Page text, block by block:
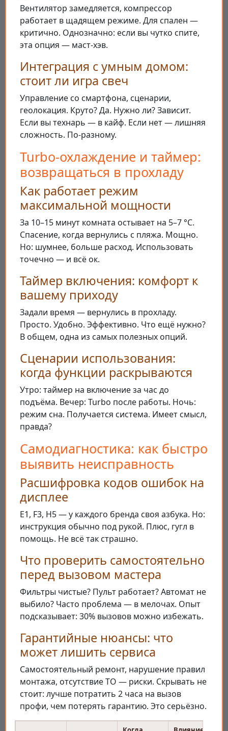
Вентилятор замедляется, компрессор
работает в щадящем режиме. Для спален —
критично. Однозначно: если вы чутко спите,
эта опция — маст-хэв.
Интеграция с умным домом:
стоит ли игра свеч
Управление со смартфона, сценарии,
геолокация. Круто? Да. Нужно ли? Зависит.
Если вы технарь — в кайф. Если нет — лишняя
сложность. По-разному.
Turbo-охлаждение и таймер:
возвращаться в прохладу
Как работает режим
максимальной мощности
За 10–15 минут комната остывает на 5–7 °C.
Спасение, когда вернулись с пляжа. Мощно.
Но: шумнее, больше расход. Использовать
точечно — и всё ок.
Таймер включения: комфорт к
вашему приходу
Задали время — вернулись в прохладу.
Просто. Удобно. Эффективно. Что ещё нужно?
В общем, одна из самых полезных опций.
Сценарии использования:
когда функции раскрываются
Утро: таймер на включение за час до
подъёма. Вечер: Turbo после работы. Ночь:
режим сна. Получается система. Имеет смысл,
правда?
Самодиагностика: как быстро
выявить неисправность
Расшифровка кодов ошибок на
дисплее
E1, F3, H5 — у каждого бренда своя азбука. Но:
инструкция обычно под рукой. Плюс, гугл в
помощь. Не всё так страшно.
Что проверить самостоятельно
перед вызовом мастера
Фильтры чистые? Пульт работает? Автомат не
выбило? Часто проблема — в мелочах. Опыт
подсказывает: 30% вызовов можно избежать.
Гарантийные нюансы: что
может лишить сервиса
Самостоятельный ремонт, нарушение правил
монтажа, отсутствие ТО — риски. Скрывать не
стоит: лучше потратить 2 часа на вызов
профи, чем потерять гарантию. Это серьёзно.